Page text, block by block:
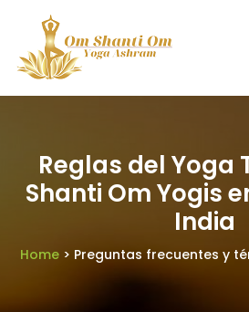
Reglas del Yoga
Shanti Om Yogis
India
Home > Preguntas frecuentes y